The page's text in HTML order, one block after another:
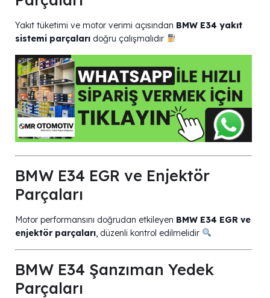
Yakıt tüketimi ve motor verimi açısından BMW E34 yakıt
sistemi parçaları doğru çalışmalıdır
BMW E34 EGR ve Enjektör
Parçaları
Motor performansını doğrudan etkileyen BMW E34 EGR ve
enjektör parçaları, düzenli kontrol edilmelidir
BMW E34 Şanzıman Yedek
Parçaları